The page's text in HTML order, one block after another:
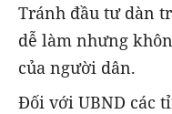
Tránh đầu tư dàn
dễ làm nhưng
của người dân.
Đối với UBND các